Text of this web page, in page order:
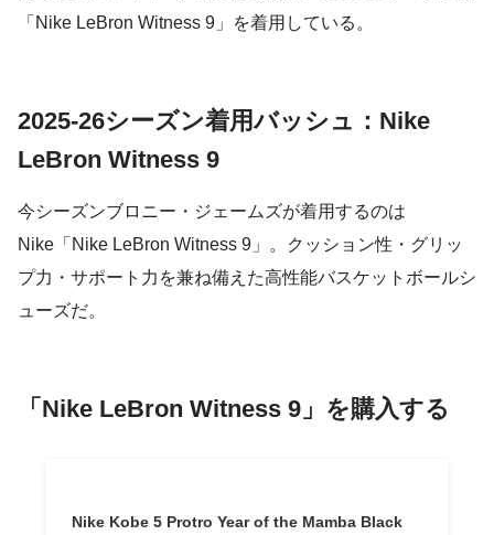
「Nike LeBron Witness 9」を着用している。
2025-26シーズン着用バッシュ：Nike
LeBron Witness 9
今シーズンブロニー・ジェームズが着用するのは
Nike「Nike LeBron Witness 9」。クッション性・グリッ
プ力・サポート力を兼ね備えた高性能バスケットボールシ
ューズだ。
「Nike LeBron Witness 9」を購入する
Nike Kobe 5 Protro Year of the Mamba Black